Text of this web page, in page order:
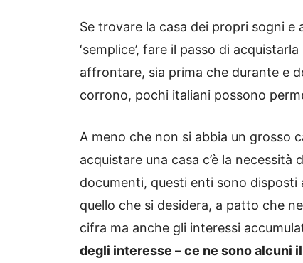
Se trovare la casa dei propri sogni
‘semplice’, fare il passo di
affrontare, sia prima che durante e
corrono, pochi italiani possono
A meno che non si abbia un grosso
acquistare una casa c’è la
documenti, questi enti sono
quello che si desidera, a patto che
cifra ma anche gli interessi
degli interesse – ce ne sono alcuni